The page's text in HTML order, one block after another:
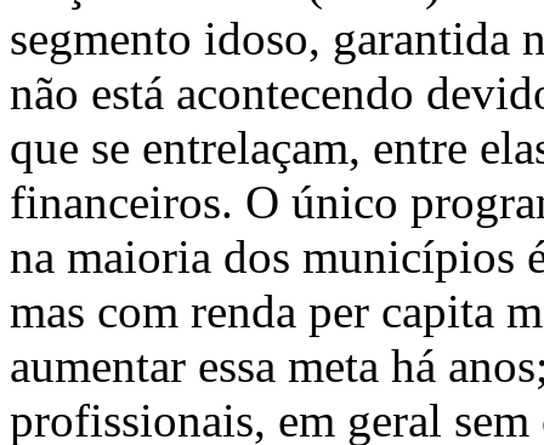
segmento idoso, garantida
não está acontecendo
que se entrelaçam, entre
financeiros. O único
na maioria dos municípios
mas com renda per capita
aumentar essa meta há
profissionais, em geral